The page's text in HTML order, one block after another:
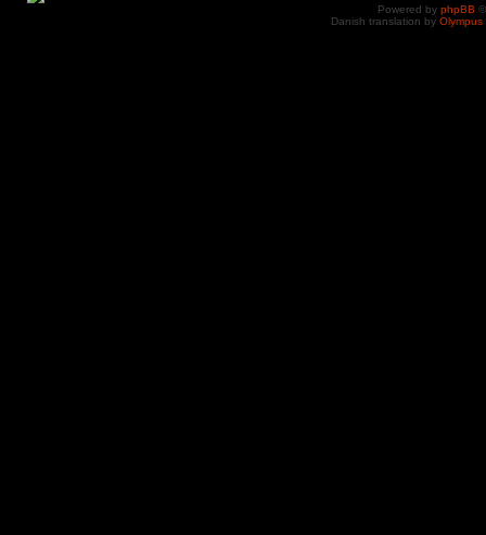
Powered by phpBB
Danish translation by Olympus